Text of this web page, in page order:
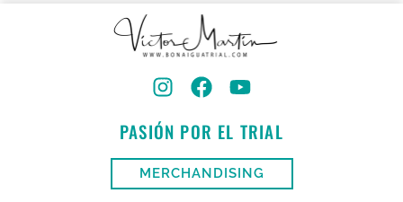
PASIÓN POR EL TRIAL
MERCHANDISING